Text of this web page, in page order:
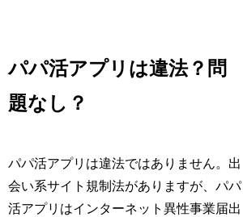
パパ活アプリは違法？問
題なし？
パパ活アプリは違法ではありません。出
会い系サイト規制法がありますが、パパ
活アプリはインターネット異性事業届出